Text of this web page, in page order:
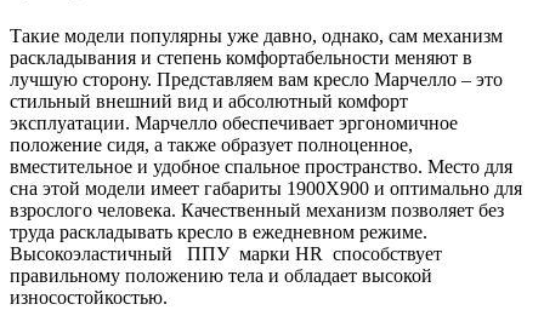
Такие модели популярны уже давно, однако, сам механизм
раскладывания и степень комфортабельности меняют в
лучшую сторону. Представляем вам кресло Марчелло – это
стильный внешний вид и абсолютный комфорт
эксплуатации. Марчелло обеспечивает эргономичное
положение сидя, а также образует полноценное,
вместительное и удобное спальное пространство. Место для
сна этой модели имеет габариты 1900X900 и оптимально для
взрослого человека. Качественный механизм позволяет без
труда раскладывать кресло в ежедневном режиме.
Высокоэластичный
ППУ марки HR способствует
правильному положению тела и обладает высокой
износостойкостью.